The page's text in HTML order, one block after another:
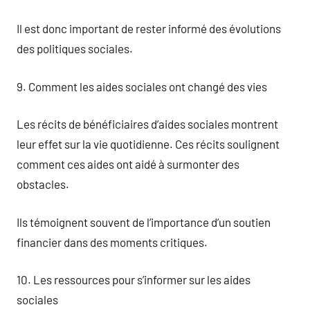
Il est donc important de rester informé des évolutions
des politiques sociales.
9. Comment les aides sociales ont changé des vies
Les récits de bénéficiaires d’aides sociales montrent
leur effet sur la vie quotidienne. Ces récits soulignent
comment ces aides ont aidé à surmonter des
obstacles.
Ils témoignent souvent de l’importance d’un soutien
financier dans des moments critiques.
10. Les ressources pour s’informer sur les aides
sociales